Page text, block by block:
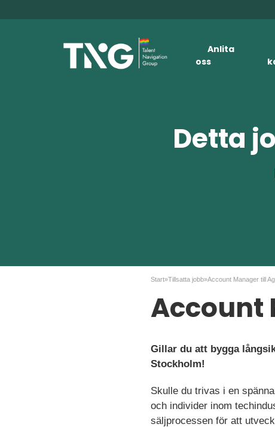
Anlita
oss
Detta
Start»Tillsatta jobb»Account Manager till
Account
Gillar du att bygga
Stockholm!
Skulle du trivas i en
och individer inom
säljprocessen för att